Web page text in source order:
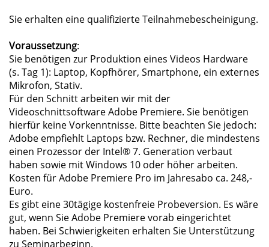
Sie erhalten eine qualifizierte Teilnahmebescheinigung.
Voraussetzung:
Sie benötigen zur Produktion eines Videos Hardware
(s. Tag 1): Laptop, Kopfhörer, Smartphone, ein externes
Mikrofon, Stativ.
Für den Schnitt arbeiten wir mit der
Videoschnittsoftware Adobe Premiere. Sie benötigen
hierfür keine Vorkenntnisse. Bitte beachten Sie jedoch:
Adobe empfiehlt Laptops bzw. Rechner, die mindestens
einen Prozessor der Intel® 7. Generation verbaut
haben sowie mit Windows 10 oder höher arbeiten.
Kosten für Adobe Premiere Pro im Jahresabo ca. 248,-
Euro.
Es gibt eine 30tägige kostenfreie Probeversion. Es wäre
gut, wenn Sie Adobe Premiere vorab eingerichtet
haben. Bei Schwierigkeiten erhalten Sie Unterstützung
zu Seminarbeginn.